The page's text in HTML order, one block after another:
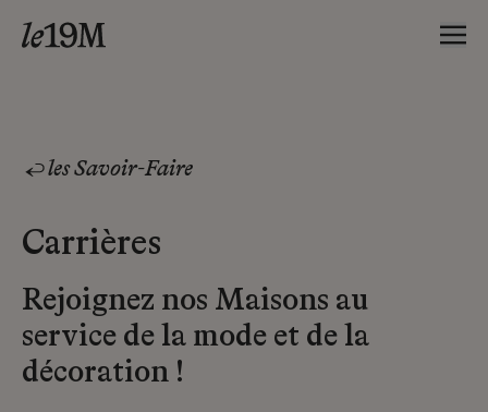
les Savoir-Faire
Carrières
Rejoignez nos Maisons au
service de la mode et de la
décoration !